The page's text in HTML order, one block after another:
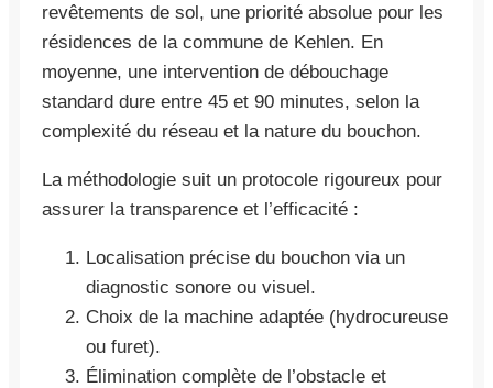
revêtements de sol, une priorité absolue pour les
résidences de la commune de Kehlen. En
moyenne, une intervention de débouchage
standard dure entre 45 et 90 minutes, selon la
complexité du réseau et la nature du bouchon.
La méthodologie suit un protocole rigoureux pour
assurer la transparence et l’efficacité :
Localisation précise du bouchon via un
diagnostic sonore ou visuel.
Choix de la machine adaptée (hydrocureuse
ou furet).
Élimination complète de l’obstacle et